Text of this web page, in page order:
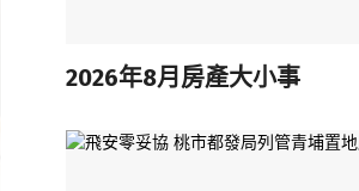
2026年8月房產大小事